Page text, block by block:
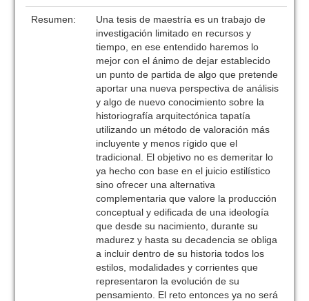
Resumen:
Una tesis de maestría es un trabajo de
investigación limitado en recursos y
tiempo, en ese entendido haremos lo
mejor con el ánimo de dejar establecido
un punto de partida de algo que pretende
aportar una nueva perspectiva de análisis
y algo de nuevo conocimiento sobre la
historiografía arquitectónica tapatía
utilizando un método de valoración más
incluyente y menos rígido que el
tradicional. El objetivo no es demeritar lo
ya hecho con base en el juicio estilístico
sino ofrecer una alternativa
complementaria que valore la producción
conceptual y edificada de una ideología
que desde su nacimiento, durante su
madurez y hasta su decadencia se obliga
a incluir dentro de su historia todos los
estilos, modalidades y corrientes que
representaron la evolución de su
pensamiento. El reto entonces ya no será